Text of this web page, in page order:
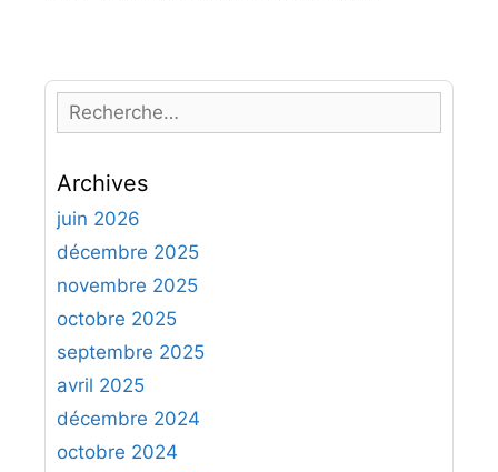
e
h
e
r
h
e
r
:
Archives
juin 2026
décembre 2025
novembre 2025
octobre 2025
septembre 2025
avril 2025
décembre 2024
octobre 2024